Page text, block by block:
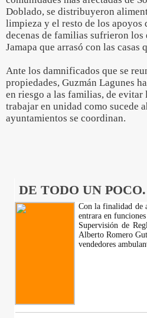
Doblado, se distribuyeron
limpieza y el resto de los apoyos
decenas de familias sufrieron
Jamapa que arrasó con las casas
Ante los damnificados que se
propiedades, Guzmán Lagunes
en riesgo a las familias, de evitar
trabajar en unidad como sucede
ayuntamientos se coordinan.
DE TODO UN POCO.
Con la finalidad de
entrara en
Supervisión de
Alberto Romero
vendedores